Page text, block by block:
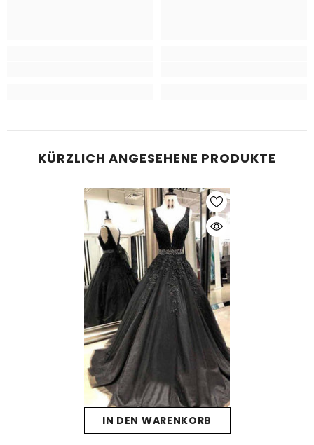
KÜRZLICH ANGESEHENE PRODUKTE
IN DEN WARENKORB